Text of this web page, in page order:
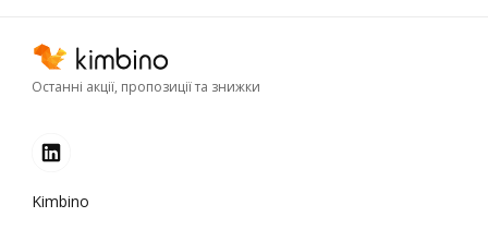
Останні акції, пропозиції та знижки
Kimbino